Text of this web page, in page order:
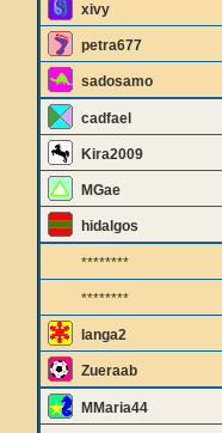
xivy
petra677
sadosamo
cadfael
Kira2009
MGae
hidalgos
********
********
langa2
Zueraab
MMaria44